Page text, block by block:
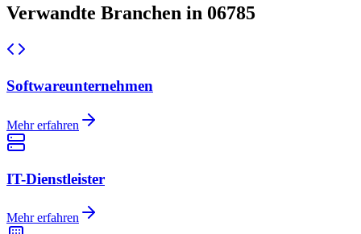
Verwandte Branchen in 06785
Softwareunternehmen
Mehr erfahren
IT-Dienstleister
Mehr erfahren